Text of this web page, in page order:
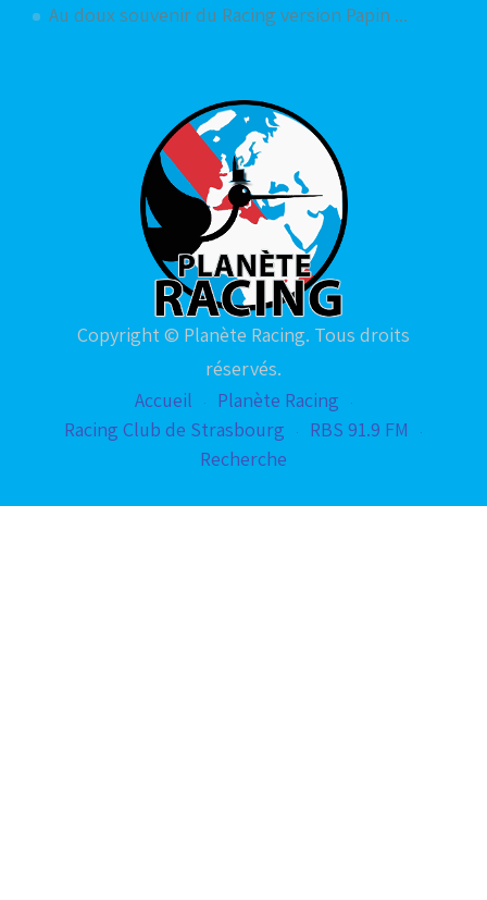
Au doux souvenir du Racing version Papin ...
Copyright © Planète Racing. Tous droits
réservés.
Accueil
Planète Racing
Racing Club de Strasbourg
RBS 91.9 FM
Recherche